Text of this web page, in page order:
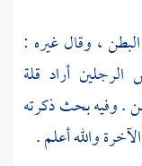
، وقال غيره :
أراد قلة
. وفيه بحث ذكرته
والله أعلم .